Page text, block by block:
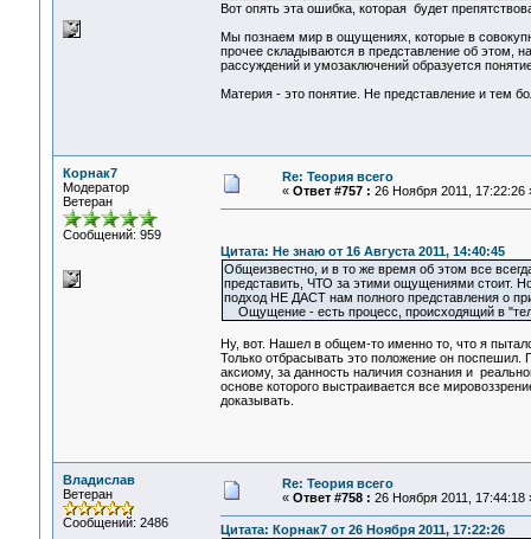
Вот опять эта ошибка, которая будет
Мы познаем мир в ощущениях, которые в
прочее складываются в представление об этом,
рассуждений и умозаключений образуется
Материя - это понятие. Не представление и тем
Корнак7
Модератор
Ветеран
Сообщений: 959
Re: Теория всего
« Ответ #757 : 26 Ноября 2011, 17:22:26
Цитата: Не знаю от 16 Августа 2011, 14:40:45
Общеизвестно, и в то же время об этом все
представить, ЧТО за этими ощущениями стоит.
подход НЕ ДАСТ нам полного представления о
Ощущение - есть процесс, происходящий в
Ну, вот. Нашел в общем-то именно то, что я
Только отбрасывать это положение он поспешил.
аксиому, за данность наличия сознания и
основе которого выстраивается все
доказывать.
Владислав
Ветеран
Сообщений: 2486
Re: Теория всего
« Ответ #758 : 26 Ноября 2011, 17:44:18
Цитата: Корнак7 от 26 Ноября 2011, 17:22:26